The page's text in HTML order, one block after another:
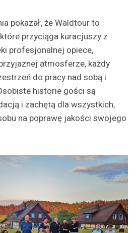
pokazał, że Waldtour to
przyciąga kuracjuszy z
profesjonalnej opiece,
atmosferze, każdy
do pracy nad sobą i
historie gości są
i zachętą dla wszystkich,
na poprawę jakości swojego